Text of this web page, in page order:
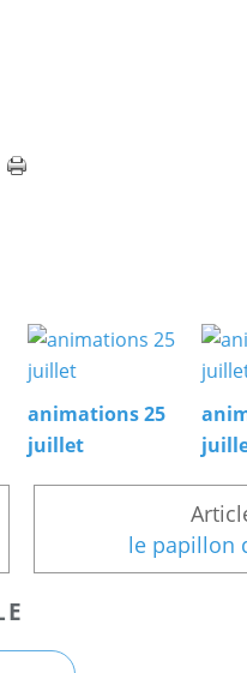
animations 25
juillet
le papillon